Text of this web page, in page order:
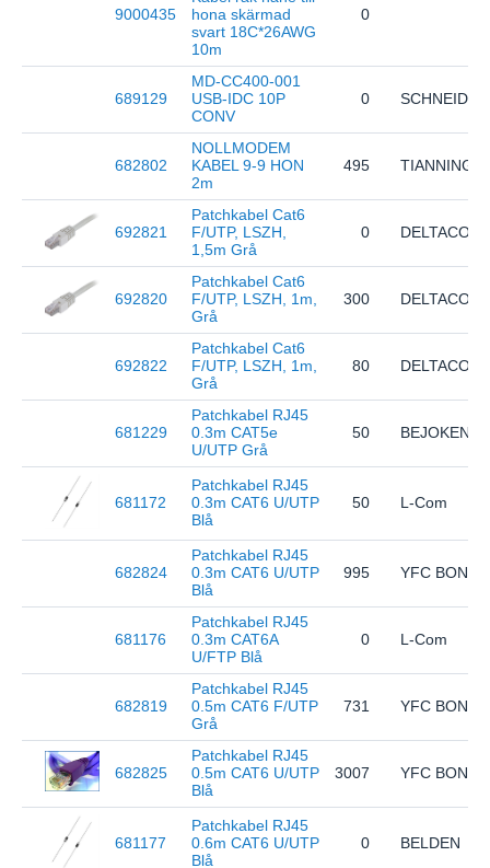
9000435
hona skärmad
svart 18C*26AWG
10m
0
689129
MD-CC400-001
USB-IDC 10P
CONV
0
682802
NOLLMODEM
KABEL 9-9 HON
2m
495 TIANNING
692821
Patchkabel Cat6
F/UTP, LSZH,
1,5m Grå
0 DELTACO
692820
Patchkabel Cat6
F/UTP, LSZH, 1m,
Grå
300 DELTACO
692822
Patchkabel Cat6
F/UTP, LSZH, 1m,
Grå
80 DELTACO
681229
Patchkabel RJ45
0.3m CAT5e
U/UTP Grå
50 BEJOKEN
681172
Patchkabel RJ45
0.3m CAT6 U/UTP
Blå
50 L-Com
682824
Patchkabel RJ45
0.3m CAT6 U/UTP
Blå
995 YFC BON
681176
Patchkabel RJ45
0.3m CAT6A
U/FTP Blå
0 L-Com
682819
Patchkabel RJ45
0.5m CAT6 F/UTP
Grå
731 YFC BON
682825
Patchkabel RJ45
0.5m CAT6 U/UTP
Blå
3007 YFC BON
681177
Patchkabel RJ45
0.6m CAT6 U/UTP
Blå
0 BELDEN